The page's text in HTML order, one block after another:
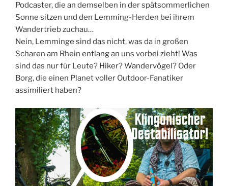
Podcaster, die an demselben in der spätsommerlichen
Sonne sitzen und den Lemming-Herden bei ihrem
Wandertrieb zuchau…
Nein, Lemminge sind das nicht, was da in großen
Scharen am Rhein entlang an uns vorbei zieht! Was
sind das nur für Leute? Hiker? Wandervögel? Oder
Borg, die einen Planet voller Outdoor-Fanatiker
assimiliert haben?